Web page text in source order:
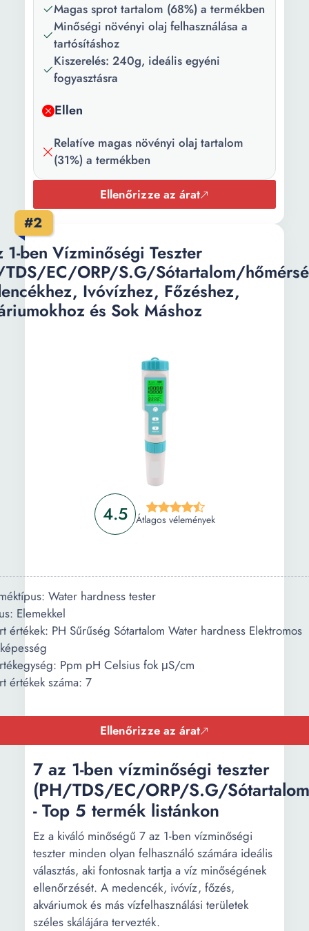
Magas sprot tartalom (68%) a termékben
Minőségi növényi olaj felhasználása a
tartósításhoz
Kiszerelés: 240g, ideális egyéni
fogyasztásra
Ellen
Relatíve magas növényi olaj tartalom
(31%) a termékben
Ellenőrizze az árat
#2
4.5 Átlagos vélemények
1-ben Vízminőségi Teszter
EC/ORP/S.G/Sótartalom/
Ivóvízhez, Főzéshez,
és Sok Máshoz
Water hardness tester
Elemekkel
értékek: PH Sűrűség Sótartalom Water hardness Elektromos
Ppm pH Celsius fok μS/cm
értékek száma: 7
Ellenőrizze az árat
7 az 1-ben vízminőségi teszter
(PH/TDS/EC/ORP/S.G/
- Top 5 termék listánkon
Ez a kiváló minőségű 7 az 1-ben vízminőségi
teszter minden olyan felhasználó számára ideális
választás, aki fontosnak tartja a víz minőségének
ellenőrzését. A medencék, ivóvíz, főzés,
akváriumok és más vízfelhasználási területek
széles skálájára tervezték.